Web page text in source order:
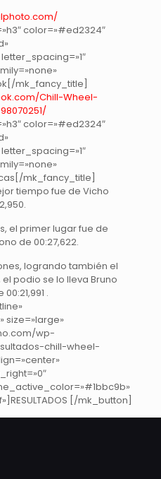
color=»#ed2324″
mk_fancy_title]
Chill-Wheel-
color=»#ed2324″
mk_fancy_title]
tiempo fue de Vicho
el primer lugar fue de
de 00:27,622.
logrando también el
podio se lo lleva Bruno
.
size=»large»
wp-
chill-wheel-
[/mk_button]